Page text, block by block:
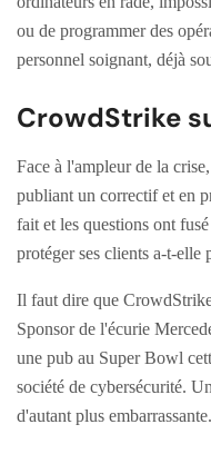
ou de programmer des
personnel soignant, déjà
CrowdStrike
Face à l'ampleur de la crise,
publiant un correctif et en
fait et les questions ont
protéger ses clients a-t-elle
Il faut dire que
Sponsor de l'écurie
une pub au Super Bowl
société de cybersécurité.
d'autant plus embarrassante.